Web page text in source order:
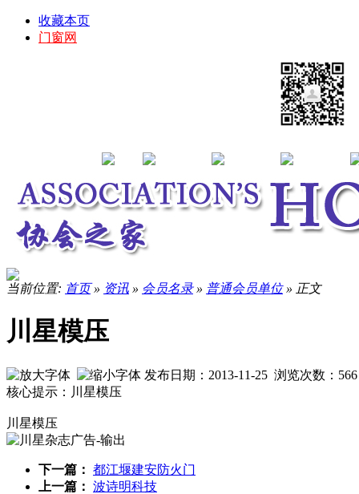
收藏本页
门窗网
当前位置: 首页» 资讯 » 会员名录» 普通会员单位» 正文
川星模压
发布日期：2013-11-25 浏览次数： 566
核心提示：川星模压
川星模压
下一篇： 都江堰建安防火门
上一篇： 波诗明科技